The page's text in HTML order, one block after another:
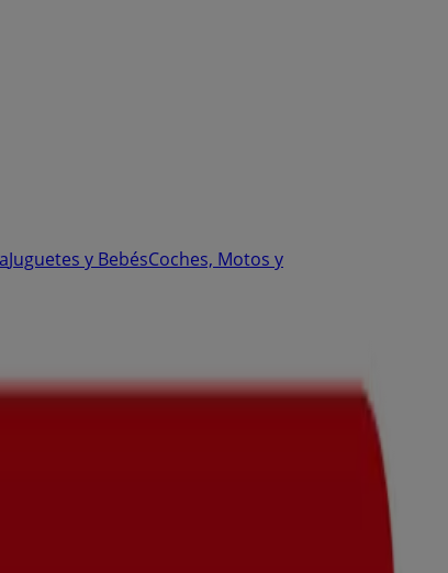
Juguetes y BebésCoches, Motos y